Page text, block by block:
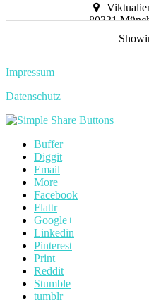
80331
Impressum
Datenschutz
Buffer
Diggit
Email
More
Facebook
Flattr
Google+
Linkedin
Pinterest
Print
Reddit
Stumble
tumblr